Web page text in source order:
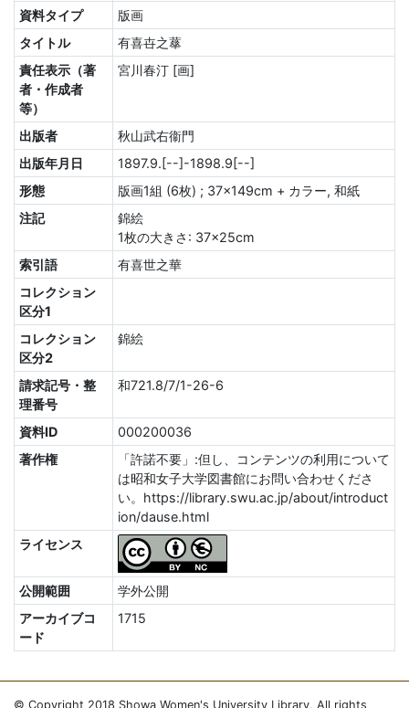
資料タイプ
版画
タイトル
有喜卋之蕐
責任表示（著
者・作成者
等）
宮川春汀 [画]
出版者
秋山武右衞門
出版年月日
1897.9.[--]-1898.9[--]
形態
版画1組 (6枚) ; 37×149cm + カラー, 和紙
注記
錦絵
1枚の大きさ: 37×25cm
索引語
有喜世之華
コレクション
区分1
コレクション
区分2
錦絵
請求記号・整
理番号
和721.8/7/1-26-6
資料ID
000200036
著作権
「許諾不要」:但し、コンテンツの利用について
は昭和女子大学図書館にお問い合わせくださ
い。https://library.swu.ac.jp/about/introduct
ion/dause.html
ライセンス
公開範囲
学外公開
アーカイブコ
ード
1715
© Copyright 2018 Showa Women's University Library, All rights